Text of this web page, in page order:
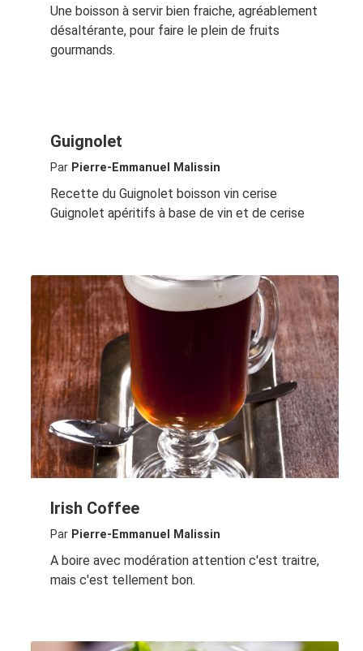
Une boisson à servir bien fraiche, agréablement
désaltérante, pour faire le plein de fruits
gourmands.
Guignolet
Par Pierre-Emmanuel Malissin
Recette du Guignolet boisson vin cerise
Guignolet apéritifs à base de vin et de cerise
Irish Coffee
Par Pierre-Emmanuel Malissin
A boire avec modération attention c'est traitre,
mais c'est tellement bon.